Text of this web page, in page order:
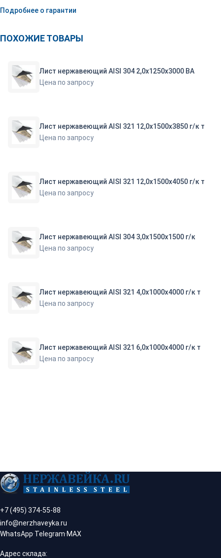
Подробнее о гарантии
ПОХОЖИЕ ТОВАРЫ
Лист нержавеющий AISI 304 2,0х1250х3000 ВА
Цена по запросу
Лист нержавеющий AISI 321 12,0х1500х3850 г/к т
Цена по запросу
Лист нержавеющий AISI 321 12,0х1500х4050 г/к т
Цена по запросу
Лист нержавеющий AISI 304 3,0х1500х1500 г/к
Цена по запросу
Лист нержавеющий AISI 321 4,0х1000х4000 г/к т
Цена по запросу
Лист нержавеющий AISI 321 6,0х1000х4000 г/к т
Цена по запросу
+7 (495) 374-55-88
info@nerzhaveyka.ru
WhatsApp·Telegram·MAX
Адрес склада: